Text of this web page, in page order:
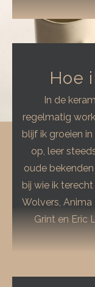
Hoe
In de
regelmatig
blijf ik groeien
op, leer
oude
bij wie ik
Wolvers, Anima
Grint en Eric